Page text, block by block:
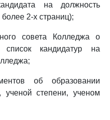
на должность
2-х страниц);
совета Колледжа о
кандидатур на
об образовании
степени, ученом